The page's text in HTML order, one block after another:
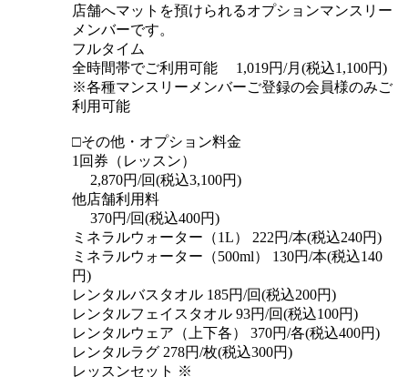
店舗へマットを預けられるオプションマンスリー
メンバーです。
フルタイム
全時間帯でご利用可能 1,019円/月(税込1,100円)
※各種マンスリーメンバーご登録の会員様のみご
利用可能
□その他・オプション料金
1回券（レッスン）
2,870円/回(税込3,100円)
他店舗利用料
370円/回(税込400円)
ミネラルウォーター（1L） 222円/本(税込240円)
ミネラルウォーター（500ml） 130円/本(税込140
円)
レンタルバスタオル 185円/回(税込200円)
レンタルフェイスタオル 93円/回(税込100円)
レンタルウェア（上下各） 370円/各(税込400円)
レンタルラグ 278円/枚(税込300円)
レッスンセット ※